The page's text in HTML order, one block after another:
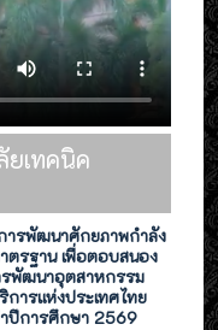
เทคนิค
ารพัฒนาศักยภาพกำลัง
ตรฐาน เพื่อตอบสนอง
พัฒนาอุตสาหกรรม
การแห่งประเทศไทย
ปีการศึกษา 2569